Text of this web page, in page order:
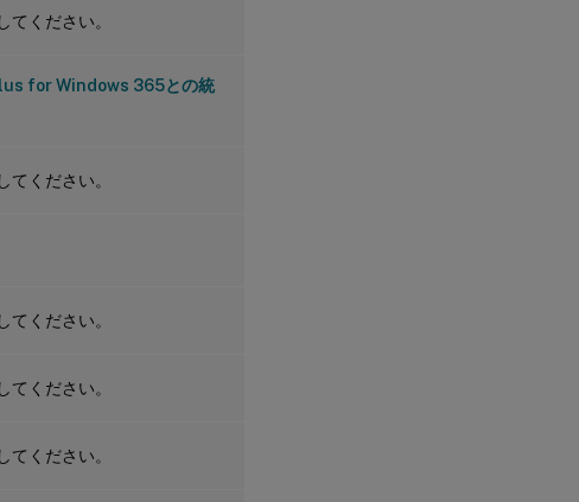
てください。
for Windows 365との統
てください。
てください。
てください。
てください。